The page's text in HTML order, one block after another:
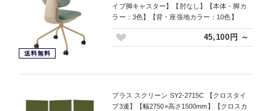
送料無料
イプ脚キャスター】【肘なし】【本体・脚カ
ラー：3色】【背・座張地カラー：10色】
45,100円 ～
プラス スクリーン SY2-2715C 【クロスタイ
プ3連】【幅2750×高さ1500mm】【クロスカ